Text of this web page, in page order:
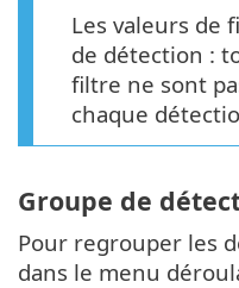
Les valeurs de
de détection :
filtre ne sont
chaque
Groupe de
Pour regrouper les
dans le menu